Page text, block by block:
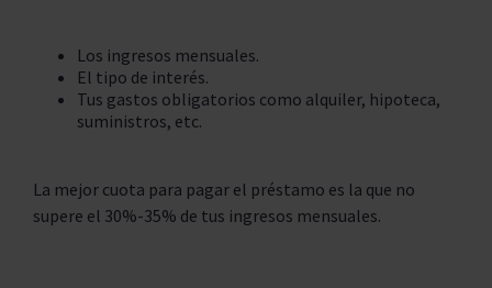
Los ingresos mensuales.
El tipo de interés.
Tus gastos obligatorios como alquiler, hipoteca,
suministros, etc.
La mejor cuota para pagar el préstamo es la que no
supere el 30%-35% de tus ingresos mensuales.